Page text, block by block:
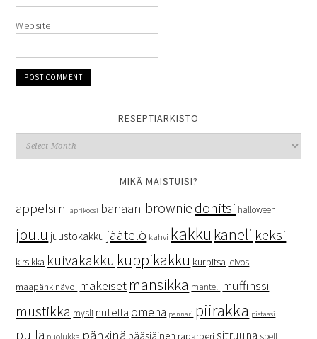
Website
RESEPTIARKISTO
MIKÄ MAISTUISI?
appelsiini aprikoosi banaani brownie donitsi halloween
joulu juustokakku jäätelö kahvi kakku kaneli keksi
kirsikka kuivakakku kuppikakku kurpitsa leivos
maapähkinävoi makeiset mansikka manteli muffinssi
mustikka mysli nutella omena pannari piirakka pistaasi
pulla puolukka pähkinä pääsiäinen raparperi sitruuna speltti